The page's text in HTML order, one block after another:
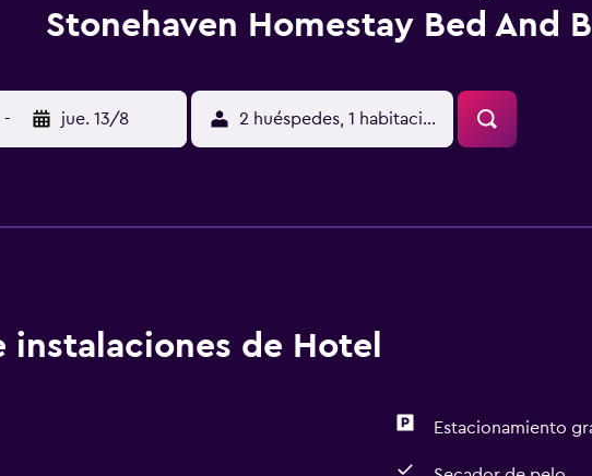
Stonehaven Homestay Bed And
- jue. 13/8 2 huéspedes, 1 habitación
instalaciones de Hotel
Estacionamiento